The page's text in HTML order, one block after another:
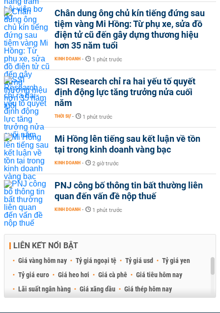
Chân dung ông chủ kín tiếng đứng sau
tiệm vàng Mi Hồng: Từ phụ xe, sửa đồ
điện tử cũ đến gây dựng thương hiệu
hơn 35 năm tuổi
KINH DOANH - 1 phút trước
SSI Research chỉ ra hai yếu tố quyết
định động lực tăng trưởng nửa cuối
năm
THỜI SỰ - 1 phút trước
Mi Hồng lên tiếng sau kết luận về tồn
tại trong kinh doanh vàng bạc
KINH DOANH - 2 giờ trước
PNJ công bố thông tin bất thường liên
quan đến vấn đề nộp thuế
KINH DOANH - 1 phút trước
LIÊN KẾT NỔI BẬT
Giá vàng hôm nay Tỷ giá ngoại tệ Tỷ giá usd
Tỷ giá yen
Tỷ giá euro
Giá heo hơi Giá cà phê
Giá tiêu hôm nay
Lãi suất ngân hàng
Giá xăng dầu
Giá thép hôm nay